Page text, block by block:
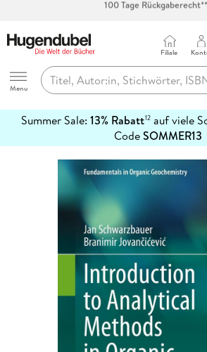
Abholung in über 100
Hugendubel
Menu
Filiale
Summer Sale: 13% Rabatt12auf viele
CodeSOMMER13
erfahren